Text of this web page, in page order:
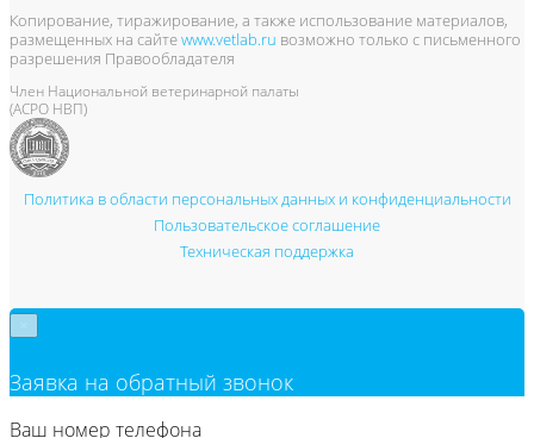
Копирование, тиражирование, а также использование материалов,
размещенных на сайтеwww.vetlab.ru возможно только с письменного
разрешения Правообладателя
Член Национальной ветеринарной палаты
(АСРО НВП)
Политика в области персональных данных и конфиденциальности
Пользовательское соглашение
Техническая поддержка
Заявка на обратный звонок
Ваш номер телефона